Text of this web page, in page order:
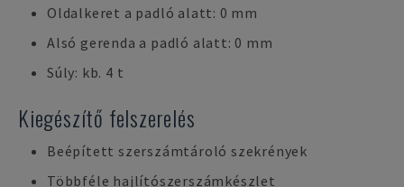
Oldalkeret a padló alatt: 0 mm
Alsó gerenda a padló alatt: 0 mm
Súly: kb. 4 t
Kiegészítő felszerelés
Beépített szerszámtároló szekrények
Többféle hajlítószerszámkészlet